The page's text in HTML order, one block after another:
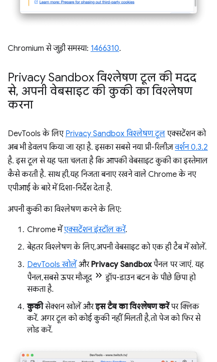
Chromium से जुड़ी समस्या: 1466310.
Privacy Sandbox विश्लेषण टूल की मदद
से, अपनी वेबसाइट की कुकी का विश्लेषण
करना
DevTools के लिए Privacy Sandbox विश्लेषण टूल एक्सटेंशन को
अब भी डेवलप किया जा रहा है. इसका सबसे नया प्री-रिलीज़वर्शन 0.3.2
है. इस टूल से यह पता चलता है कि आपकी वेबसाइट कुकी का इस्तेमाल
कैसे करती है. साथ ही, यह निजता बनाए रखने वाले Chrome के नए
एपीआई के बारे में दिशा-निर्देश देता है.
अपनी कुकी का विश्लेषण करने के लिए:
Chrome मेंएक्सटेंशन इंस्टॉल करें.
बेहतर विश्लेषण के लिए, अपनी वेबसाइट को एक ही टैब में खोलें.
DevTools खोलें और Privacy Sandboxपैनल पर जाएं. यह
पैनल, सबसे ऊपर मौजूद
ड्रॉप-डाउन बटन के पीछे छिपा हो
सकता है.
कुकीसेक्शन खोलें औरइस टैब का विश्लेषण करेंपर क्लिक
करें. अगर टूल को कोई कुकी नहीं मिलती है, तो पेज को फिर से
लोड करें.